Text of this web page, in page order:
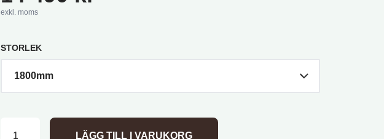
exkl. moms
STORLEK
1800mm
LÄGG TILL I VARUKORG